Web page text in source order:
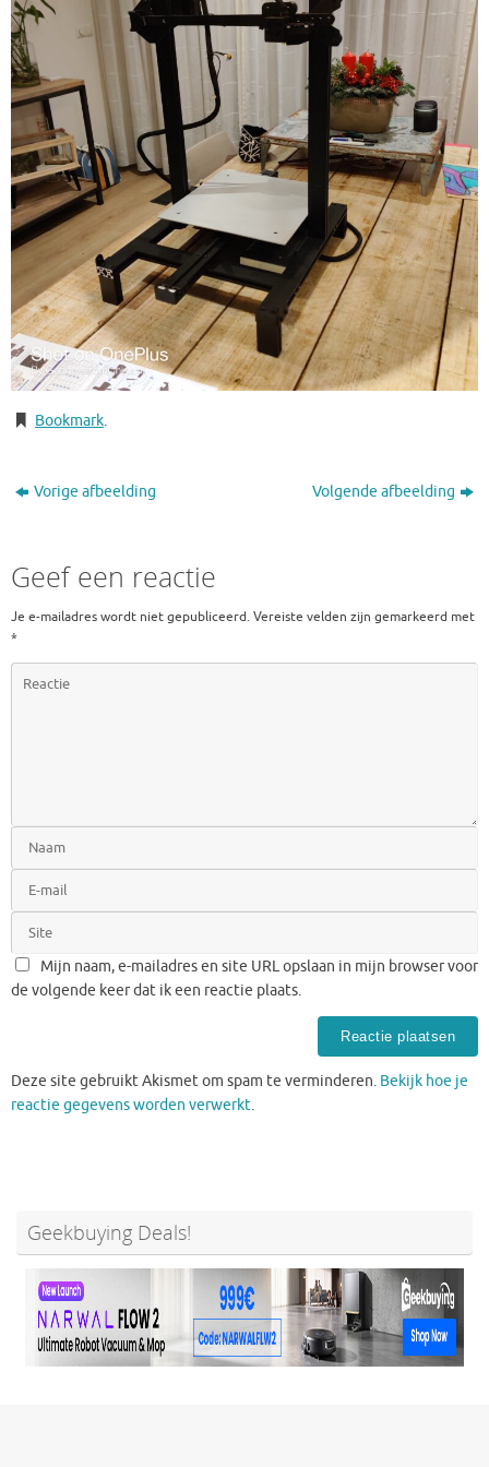
Bookmark.
Vorige afbeelding Volgende afbeelding
Geef een reactie
Je e-mailadres wordt niet gepubliceerd. Vereiste velden zijn gemarkeerd met
*
Mijn naam, e-mailadres en site URL opslaan in mijn browser voor
de volgende keer dat ik een reactie plaats.
Deze site gebruikt Akismet om spam te verminderen. Bekijk hoe je
reactie gegevens worden verwerkt.
Geekbuying Deals!